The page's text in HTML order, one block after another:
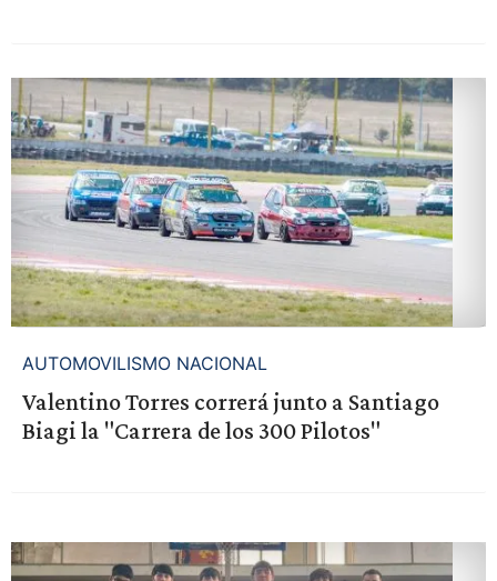
AUTOMOVILISMO NACIONAL
Valentino Torres correrá junto a Santiago
Biagi la "Carrera de los 300 Pilotos"